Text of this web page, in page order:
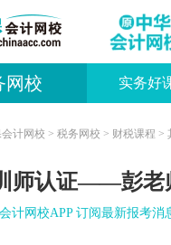
网校 实务好
计网校 > 税务网校 > 财税课程 >
师认证——彭老
计网校APP 订阅最新报考消